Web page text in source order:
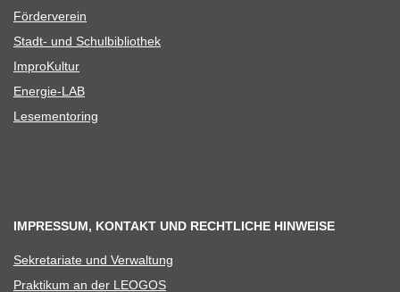
För­der­ver­ein
Stadt- und Schulbibliothek
Impro­Kul­tur
Ener­­gie-LAB
Lese­men­to­ring
IMPRESSUM, KONTAKT UND RECHTLICHE HINWEISE
Sekre­ta­riate und Verwaltung
Prak­ti­kum an der LEOGOS